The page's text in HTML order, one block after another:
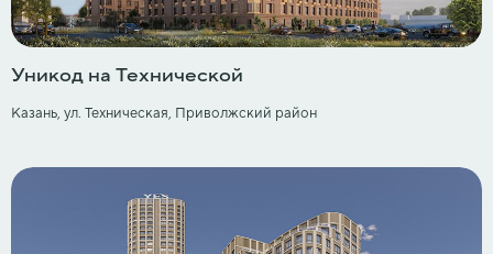
Уникод на Технической
Казань, ул. Техническая, Приволжский район